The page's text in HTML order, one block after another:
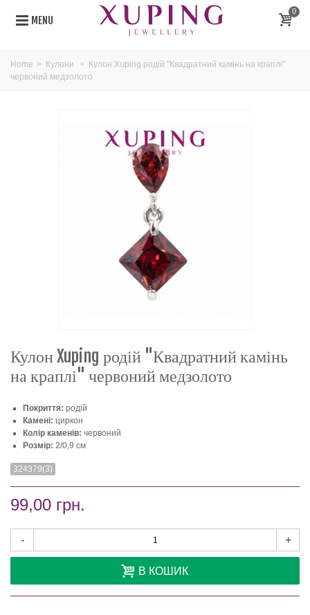
MENU
0
Home > Кулони > Кулон Xuping родій "Квадратний камінь на краплі"
червоний медзолото
Кулон Xuping родій "Квадратний камінь
на краплі" червоний медзолото
Покриття: родій
Камені: циркон
Колір каменів: червоний
Розмір: 2/0,9 см
324379(3)
99,00 грн.
- +
В КОШИК